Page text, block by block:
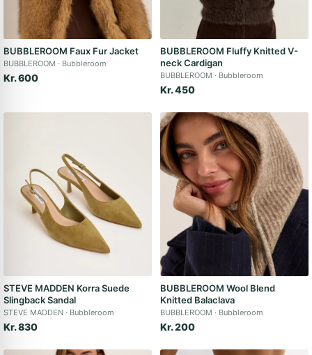
BUBBLEROOM Faux Fur Jacket
BUBBLEROOM Bubbleroom
Kr. 600
BUBBLEROOM Fluffy Knitted V-
neck Cardigan
BUBBLEROOM Bubbleroom
Kr. 450
STEVE MADDEN Korra Suede
Slingback Sandal
STEVE MADDEN Bubbleroom
Kr. 830
BUBBLEROOM Wool Blend
Knitted Balaclava
BUBBLEROOM Bubbleroom
Kr. 200